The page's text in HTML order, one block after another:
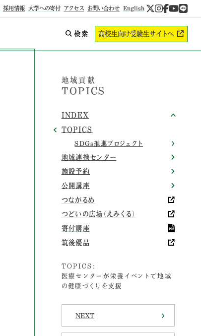
採用情報 大学への寄付 アクセス お問い合わせ English
検索 高校生向け受験生サイトへ
地域貢献
TOPICS
INDEX
TOPICS
SDGs推進プロジェクト
地域連携センター
施設予約
公開講座
つながるめ
つどいの広場（えみくる）
寄付講座
筑後優品
TOPICS:
医療センターが栄養イベントで地域
の健康づくりを支援
NEXT